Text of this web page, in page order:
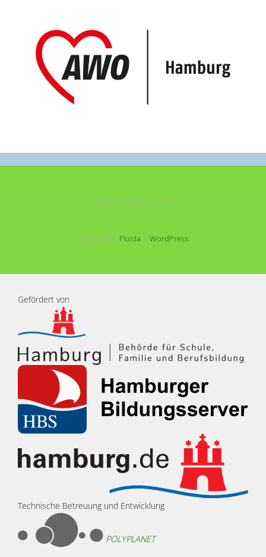
©2021 Schule am See
Powered byFluida &WordPress.
Gefördert von
Technische Betreuung und Entwicklung
POLYPLANET